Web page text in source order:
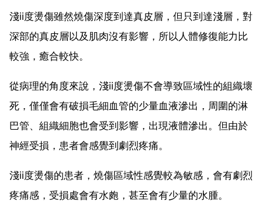
淺ⅱ度燙傷雖然燒傷深度到達真皮層，但只到達淺層，對
深部的真皮層以及肌肉沒有影響，所以人體修復能力比
較強，癒合較快。
從病理的角度來說，淺ⅱ度燙傷不會導致區域性的組織壞
死，僅僅會有破損毛細血管的少量血液滲出，周圍的淋
巴管、組織細胞也會受到影響，出現液體滲出。但由於
神經受損，患者會感覺到劇烈疼痛。
淺ⅱ度燙傷的患者，燒傷區域性感覺較為敏感，會有劇烈
疼痛感，受損處會有水皰，甚至會有少量的水腫。